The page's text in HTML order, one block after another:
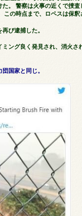
。 警察は火事の近くで捜
の時点まで、ロペスは保釈
び逮捕した。
ング良く発見され、消火さ
国家と同じ。